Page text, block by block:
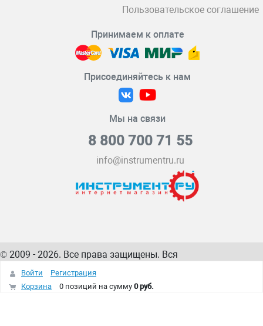
Пользовательское соглашение
Принимаем к оплате
Присоединяйтесь к нам
Мы на связи
8 800 700 71 55
info@instrumentru.ru
© 2009 - 2026. Все права защищены. Вся
информация на сайте – собственность
интернет-магазина
Войти
Регистрация
Корзина
0 позиций на сумму 0 руб.